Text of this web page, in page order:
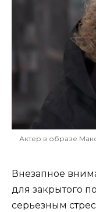
Актер в образе
Внезапное
для закрытого
серьезным